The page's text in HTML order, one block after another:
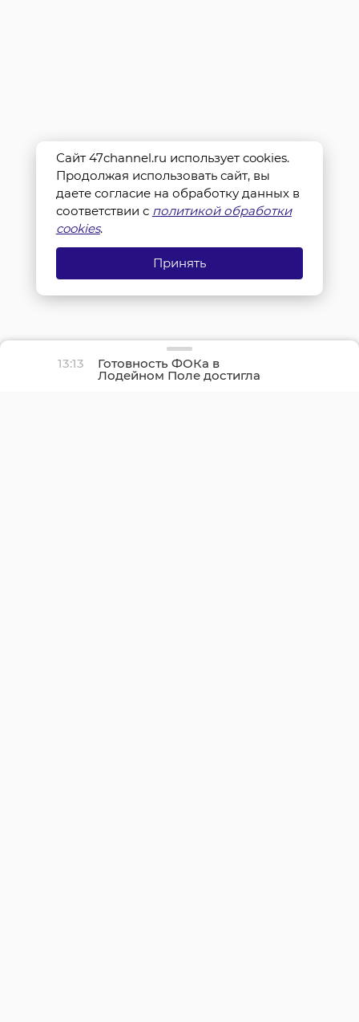
13:13 Готовность ФОКа в
Лодейном Поле достигла
Сайт 47channel.ru использует cookies.
Продолжая использовать сайт, вы
даете согласие на обработку данных в
соответствии с политикой обработки
cookies.
Принять